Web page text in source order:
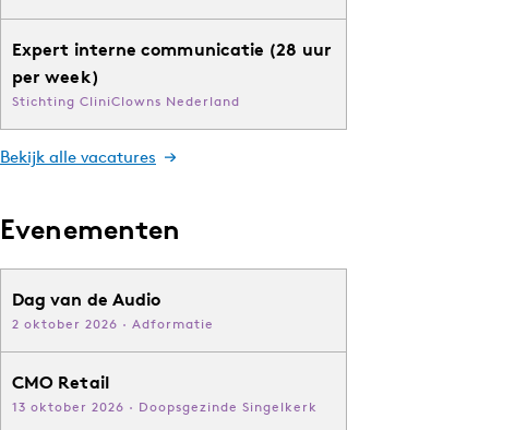
Expert interne communicatie (28 uur
per week)
Stichting CliniClowns Nederland
Bekijk alle vacatures
Evenementen
Dag van de Audio
2 oktober 2026 · Adformatie
CMO Retail
13 oktober 2026 · Doopsgezinde Singelkerk